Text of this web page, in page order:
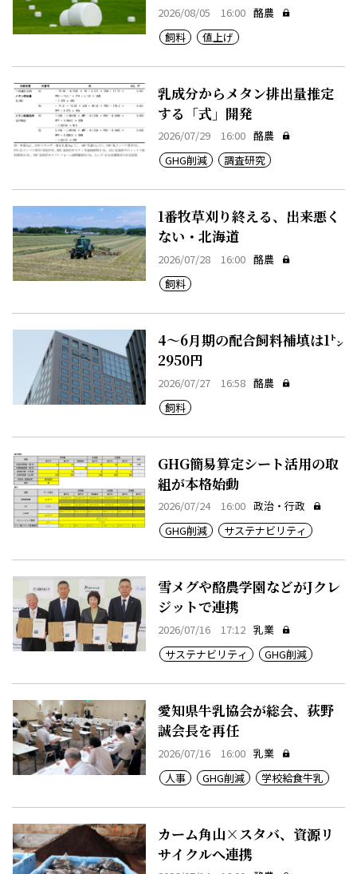
2026/08/05 16:00 酪農
飼料
値上げ
乳成分からメタン排出量推定
する「式」開発
2026/07/29 16:00 酪農
GHG削減
調査研究
1番牧草刈り終える、出来悪く
ない・北海道
2026/07/28 16:00 酪農
飼料
4～6月期の配合飼料補填は1㌧
2950円
2026/07/27 16:58 酪農
飼料
GHG簡易算定シート活用の取
組が本格始動
2026/07/24 16:00 政治・行政
GHG削減
サステナビリティ
雪メグや酪農学園などがJクレ
ジットで連携
2026/07/16 17:12 乳業
サステナビリティ
GHG削減
愛知県牛乳協会が総会、荻野
誠会長を再任
2026/07/16 16:00 乳業
人事
GHG削減 学校給食牛乳
カーム角山×スタバ、資源リ
サイクルへ連携